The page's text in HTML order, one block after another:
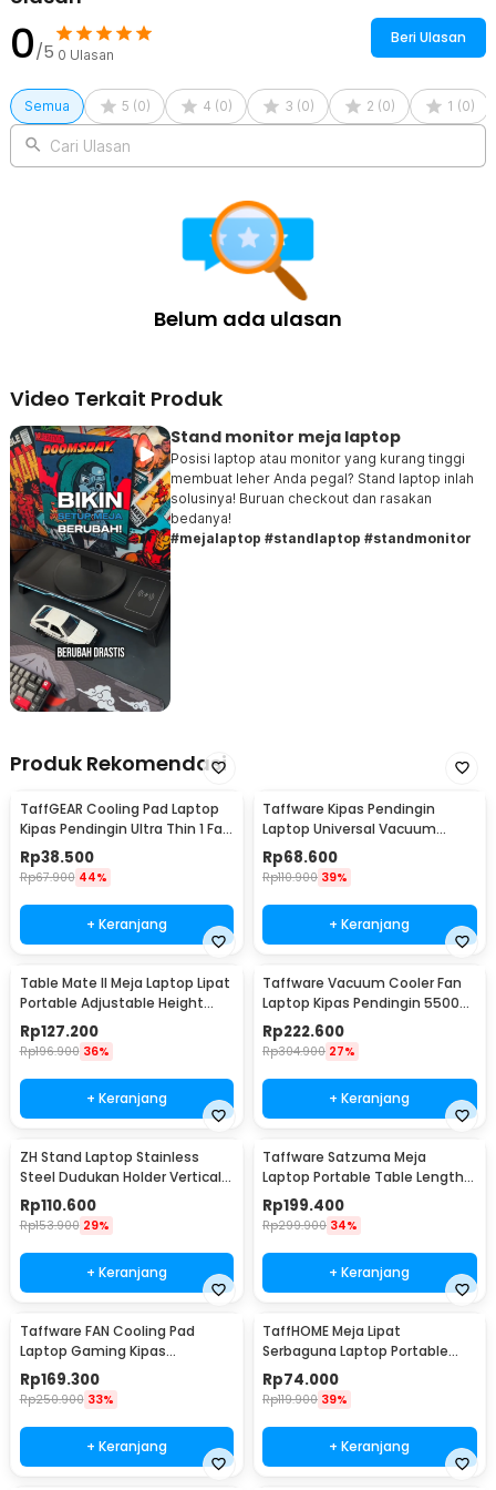
0/5 0 Ulasan
Beri Ulasan
Semua 5 (0) 4 (0) 3 (0) 2 (0) 1 (0)
Cari Ulasan
Belum ada ulasan
Video Terkait Produk
Stand monitor meja laptop
Posisi laptop atau monitor yang kurang tinggi
membuat leher Anda pegal? Stand laptop inlah
solusinya! Buruan checkout dan rasakan
bedanya!
#mejalaptop #standlaptop #standmonitor
Produk Rekomendasi
TaffGEAR Cooling Pad Laptop
Kipas Pendingin Ultra Thin 1 Fan
14 Inch - V19
Rp38.500
Rp67.900 44%
+ Keranjang
Taffware Kipas Pendingin
Laptop Universal Vacuum
Cooler 3000RPM 2W 5V - ICE
FANIII
Rp68.600
Rp110.900 39%
+ Keranjang
Table Mate II Meja Laptop Lipat
Portable Adjustable Height
51x39.5cm - TM2
Rp127.200
Rp196.900 36%
+ Keranjang
Taffware Vacuum Cooler Fan
Laptop Kipas Pendingin 5500
RPM 5V - LC06
Rp222.600
Rp304.900 27%
+ Keranjang
ZH Stand Laptop Stainless
Steel Dudukan Holder Vertical
Gravity - ZH005
Rp110.600
Rp153.900 29%
+ Keranjang
Taffware Satzuma Meja
Laptop Portable Table Length
42x26cm - Z19
Rp199.400
Rp299.900 34%
+ Keranjang
Taffware FAN Cooling Pad
Laptop Gaming Kipas
Pendingin 5 Fan 17 Inch - K5
Rp169.300
Rp250.900 33%
+ Keranjang
TaffHOME Meja Lipat
Serbaguna Laptop Portable
Desk Minimalist Design - BO60
Rp74.000
Rp119.900 39%
+ Keranjang